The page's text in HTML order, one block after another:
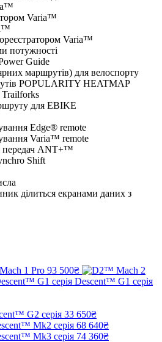
Varia™
Varia™
потужності
Guide
маршрутів) для велоспорту
POPULARITY HEATMAP
Trailforks
для EBIKE
Edge® remote
Varia™ remote
передач ANT+™
Shift
ділиться екранами даних з
1 Pro 93 500₴
Descent™ G1 серія
G2 серія 33 650₴
Mk2 серія 68 640₴
Mk3 серія 74 360₴